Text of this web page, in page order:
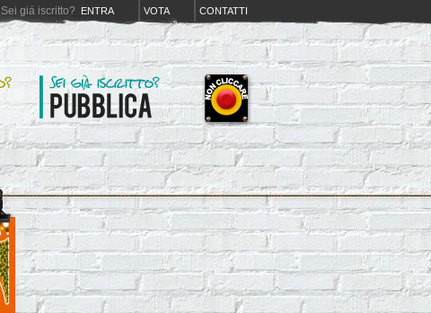
Sei giá iscritto? ENTRA VOTA CONTATTI